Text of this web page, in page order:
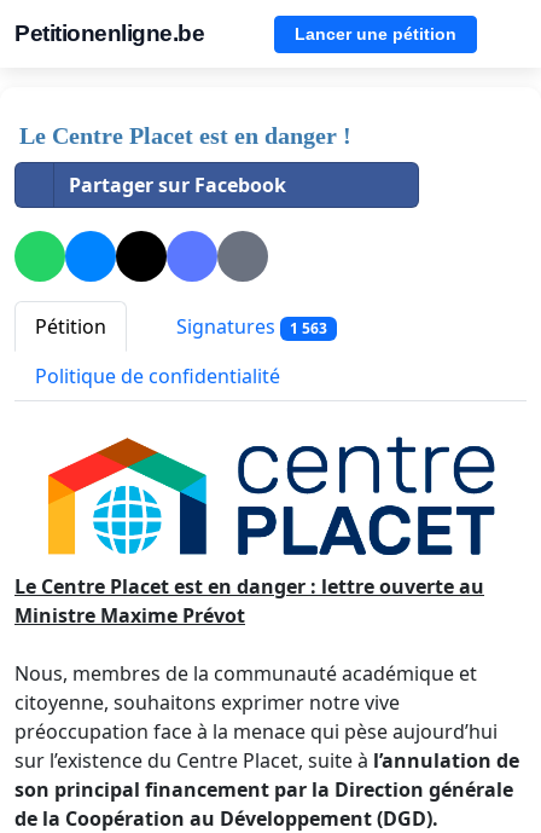
Petitionenligne.be Lancer une pétition
Le Centre Placet est en danger !
Partager sur Facebook
Pétition Signatures 1 563
Politique de confidentialité
Le Centre Placet est en danger : lettre ouverte au
Ministre Maxime Prévot
Nous, membres de la communauté académique et
citoyenne, souhaitons exprimer notre vive
préoccupation face à la menace qui pèse aujourd’hui
sur l’existence du Centre Placet, suite à l’annulation de
son principal financement par la Direction générale
de la Coopération au Développement (DGD).